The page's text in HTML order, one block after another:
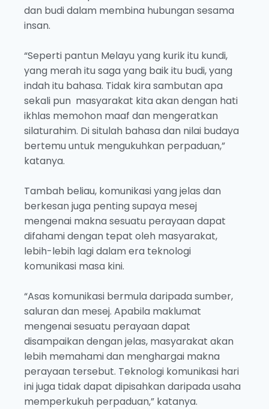
dan budi dalam membina hubungan sesama
insan.
“Seperti pantun Melayu yang kurik itu kundi,
yang merah itu saga yang baik itu budi, yang
indah itu bahasa. Tidak kira sambutan apa
sekali pun masyarakat kita akan dengan hati
ikhlas memohon maaf dan mengeratkan
silaturahim. Di situlah bahasa dan nilai budaya
bertemu untuk mengukuhkan perpaduan,”
katanya.
Tambah beliau, komunikasi yang jelas dan
berkesan juga penting supaya mesej
mengenai makna sesuatu perayaan dapat
difahami dengan tepat oleh masyarakat,
lebih-lebih lagi dalam era teknologi
komunikasi masa kini.
“Asas komunikasi bermula daripada sumber,
saluran dan mesej. Apabila maklumat
mengenai sesuatu perayaan dapat
disampaikan dengan jelas, masyarakat akan
lebih memahami dan menghargai makna
perayaan tersebut. Teknologi komunikasi hari
ini juga tidak dapat dipisahkan daripada usaha
memperkukuh perpaduan,” katanya.